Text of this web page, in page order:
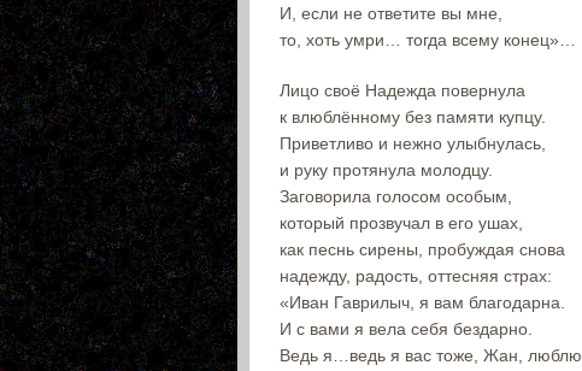
И, если не ответите вы мне,
то, хоть умри… тогда всему конец»…
Лицо своё Надежда повернула
к влюблённому без памяти купцу.
Приветливо и нежно улыбнулась,
и руку протянула молодцу.
Заговорила голосом особым,
который прозвучал в его ушах,
как песнь сирены, пробуждая снова
надежду, радость, оттесняя страх:
«Иван Гаврилыч, я вам благодарна.
И с вами я вела себя бездарно.
Ведь я…ведь я вас тоже, Жан, люблю